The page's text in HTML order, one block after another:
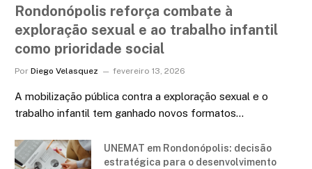
Rondonópolis reforça combate à
exploração sexual e ao trabalho infantil
como prioridade social
Por Diego Velasquez fevereiro 13, 2026
A mobilização pública contra a exploração sexual e o
trabalho infantil tem ganhado novos formatos…
UNEMAT em Rondonópolis: decisão
estratégica para o desenvolvimento